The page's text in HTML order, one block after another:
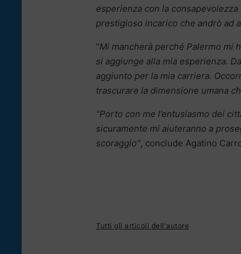
esperienza con la
prestigioso incarico che andrò ad
“Mi mancherà perché Palermo mi
si aggiunge alla mia esperienza.
aggiunto per la mia carriera.
trascurare la dimensione umana
“Porto con me l’entusiasmo dei
sicuramente mi aiuteranno a
scoraggio”, conclude Agatino
Tutti gli articoli dell'autore